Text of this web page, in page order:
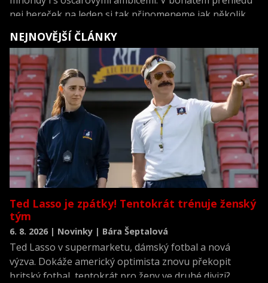
nej hereček na leden si tak připomeneme jak několik
známých ksichtíků, tak i množinu čerstvé krve (a mlíka).
Pro změnu však začneme jednou nedoceněno dámou…
NEJNOVĚJŠÍ ČLÁNKY
Ted Lasso je zpátky! Tentokrát trénuje ženský
tým
6. 8. 2026 | Novinky | Bára Šeptalová
Ted Lasso v supermarketu, dámský fotbal a nová
výzva. Dokáže americký optimista znovu překopit
britský fotbal, tentokrát pro ženy ve druhé divizi?